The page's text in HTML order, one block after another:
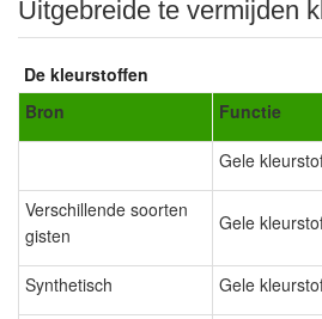
Uitgebreide te vermijden
De kleurstoffen
Bron
Functie
Gele
Verschillende soorten
gisten
Gele
Synthetisch Gele